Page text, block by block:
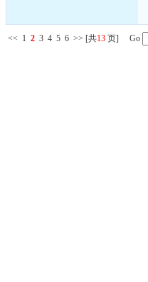
<< 1 2 3 4 5 6 >> [共13 页] Go